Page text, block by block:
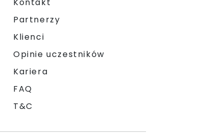
Kontakt
Partnerzy
Klienci
Opinie uczestników
Kariera
FAQ
T&C